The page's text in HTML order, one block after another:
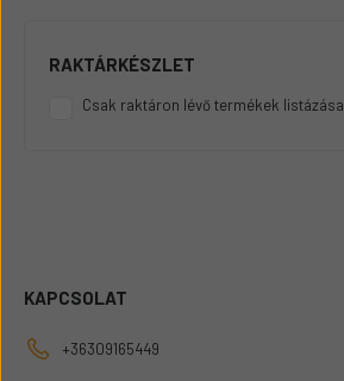
RAKTÁRKÉSZLET
Csak raktáron lévő termékek listázása
KAPCSOLAT
+36309165449